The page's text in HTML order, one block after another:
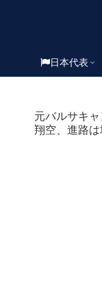
日本代表
元バルサキ
翔空、進路